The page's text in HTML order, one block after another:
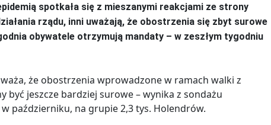
spotkała się z mieszanymi reakcjami ze strony
rządu, inni uważają, że obostrzenia się zbyt surowe
obywatele otrzymują mandaty – w zeszłym tygodniu
że obostrzenia wprowadzone w ramach walki z
jeszcze bardziej surowe – wynika z sondażu
październiku, na grupie 2,3 tys. Holendrów.